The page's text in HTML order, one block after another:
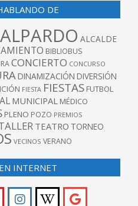
DE
ALCALDE
BIBLIOBUS
CONCIERTO CONCURSO
DINAMIZACIÓN DIVERSIÓN
FIESTA FIESTAS FUTBOL
MUNICIPAL MÉDICO
PLENO POZO PREMIOS
TEATRO TORNEO
VECINOS VERANO
INTERNET